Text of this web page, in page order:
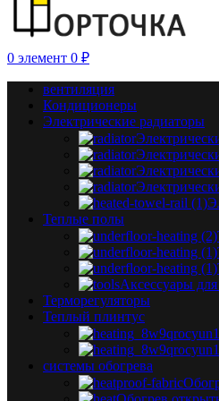
0 элемент 0 ₽
вентиляция
Кондиционеры
Электрические радиаторы
Теплые полы
Аксессуары
Терморегуляторы
Теплый плинтус
системы обогрева